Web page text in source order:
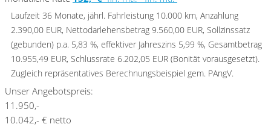
Laufzeit 36 Monate, jährl. Fahrleistung 10.000 km, Anzahlung
2.390,00 EUR, Nettodarlehensbetrag 9.560,00 EUR, Sollzinssatz
(gebunden) p.a. 5,83 %, effektiver Jahreszins 5,99 %, Gesamtbetrag
10.955,49 EUR, Schlussrate 6.202,05 EUR (Bonität vorausgesetzt).
Zugleich repräsentatives Berechnungsbeispiel gem. PAngV.
Unser Angebotspreis:
11.950,-
10.042,- € netto